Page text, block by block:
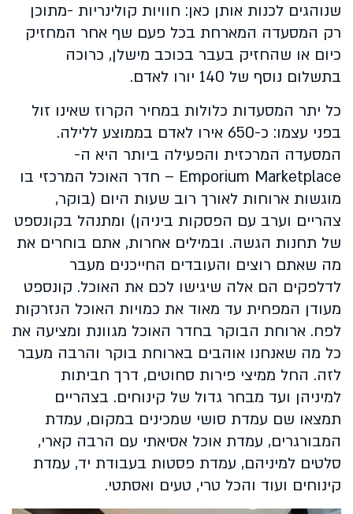
שנוהגים לכנות אותן כאן: חוויות קולינריות -מתוכן
רק המסעדה המארחת בכל פעם שף אחר המחזיק
כיום או שהחזיק בעבר בכוכב מישלן, כרוכה
בתשלום נוסף של 140 יורו לאדם.
כל יתר המסעדות כלולות במחיר הקרוז שאינו זול
בפני עצמו: כ-650 אירו לאדם בממוצע ללילה.
המסעדה המרכזית והפעילה ביותר היא ה-
Emporium Marketplace – חדר האוכל המרכזי בו
מוגשות ארוחות לאורך רוב שעות היום (בוקר,
צהריים וערב עם הפסקות ביניהן) ומתנהל בקונספט
של תחנות הגשה. ובמילים אחרות, אתם בוחרים את
מה שאתם רוצים והעובדים החייכנים מעבר
לדלפקים הם אלה שיגישו לכם את האוכל. קונספט
מעודן המפחית עד מאוד את כמויות האוכל הנזרקות
לפח. ארוחת הבוקר בחדר האוכל מגוונת ומציעה את
כל מה שאנחנו אוהבים בארוחת בוקר והרבה מעבר
לזה. החל ממיצי פירות סחוטים, דרך חביתות
למיניהן ועד מבחר גדול של קינוחים. בצהריים
תמצאו שם עמדת סושי שמכינים במקום, עמדת
המבורגרים, עמדת אוכל אסיאתי עם הרבה קארי,
סלטים למיניהם, עמדת פסטות בעבודת יד, עמדת
קינוחים ועוד והכל טרי, טעים ואסתטי.